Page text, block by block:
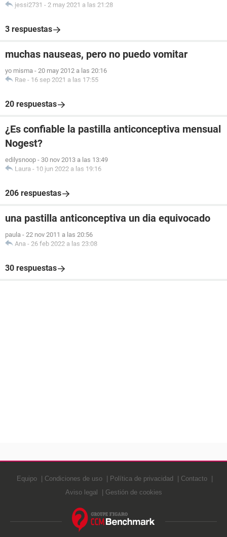
jessi2731 - 2 may 2021 a las 21:28
3 respuestas
muchas nauseas, pero no puedo vomitar
yo misma - 20 may 2012 a las 20:16
Rae - 16 sep 2021 a las 17:55
20 respuestas
¿Es confiable la pastilla anticonceptiva mensual
Nogest?
edilysnoop - 30 nov 2013 a las 13:49
Laura - 10 jun 2022 a las 19:16
206 respuestas
una pastilla anticonceptiva un dia equivocado
paula - 22 nov 2011 a las 20:56
Ana - 26 feb 2022 a las 23:08
30 respuestas
Equipo Condiciones de uso Política de privacidad
Contacto
Aviso legal
Gestión de cookies